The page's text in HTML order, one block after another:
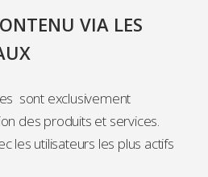
VIA LES
sont exclusivement
des produits et services.
les utilisateurs les plus actifs